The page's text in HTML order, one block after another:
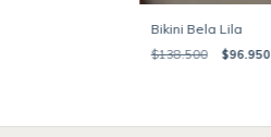
Bikini Bela Lila
$138.500 $96.950